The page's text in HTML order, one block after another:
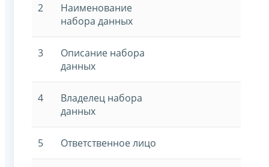
2
Наименование
набора данных
3
Описание набора
данных
4
Владелец набора
данных
5 Ответственное лицо